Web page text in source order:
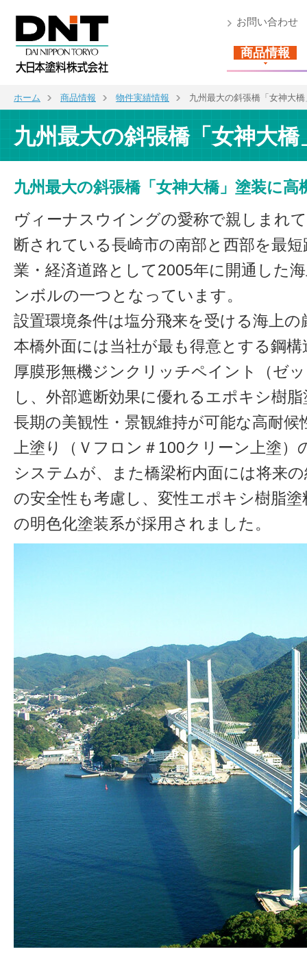
お問い合わせ
商品情報
ホーム 商品情報 物件実績情報 九州最大の斜張橋「女神大橋
九州最大の斜張橋「女神大橋
九州最大の斜張橋「女神大橋」塗装に
ヴィーナスウイングの愛称で親しまれ
断されている長崎市の南部と西部を最
業・経済道路として2005年に開通した
ンボルの一つとなっています。
設置環境条件は塩分飛来を受ける海上
本橋外面には当社が最も得意とする鋼
厚膜形無機ジンクリッチペイント（ゼ
し、外部遮断効果に優れるエポキシ樹
長期の美観性・景観維持が可能な高耐
上塗り（Ｖフロン＃100クリーン上塗
システムが、また橋梁桁内面には将来
の安全性も考慮し、変性エポキシ樹脂
の明色化塗装系が採用されました。